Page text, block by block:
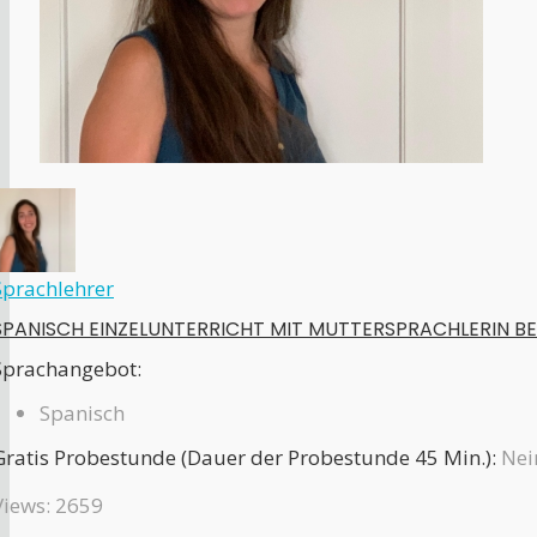
EINZELUNTERRICHT MIT MUTTERSPRACHLERIN BE
Spanisch
Probestunde (Dauer der Probestunde 45 Min.):
2659